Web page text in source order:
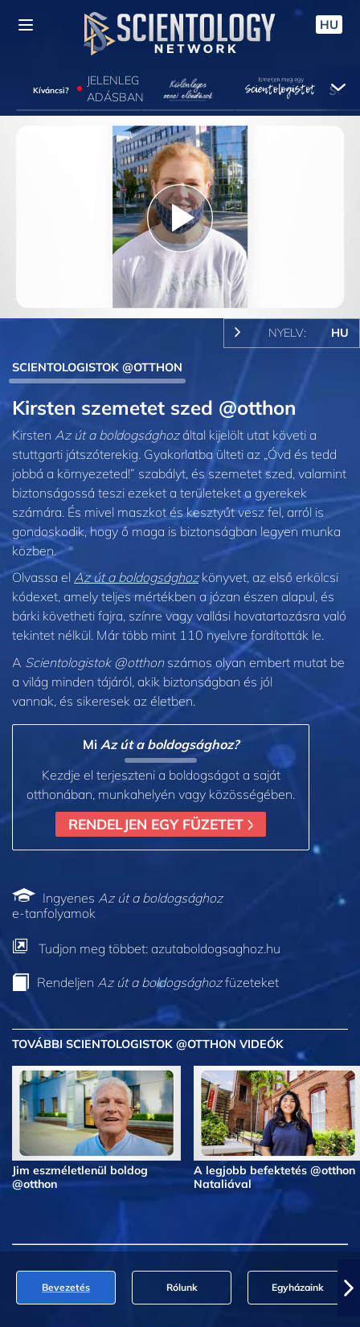
HU
Kíváncsi?
JELENLEG
ADÁSBAN
Play
Video
NYELV: HU
SCIENTOLOGISTOK @OTTHON
Kirsten szemetet szed @otthon
Kirsten Az út a boldogsághozáltal kijelölt utat követi a
stuttgarti játszóterekig. Gyakorlatba ülteti az „Óvd és tedd
jobbá a környezeted!” szabályt, és szemetet szed, valamint
biztonságossá teszi ezeket a területeket a gyerekek
számára. És mivel maszkot és kesztyűt vesz fel, arról is
gondoskodik, hogy ő maga is biztonságban legyen munka
közben.
Olvassa el Az út a boldogsághozkönyvet, az első erkölcsi
kódexet, amely teljes mértékben a józan észen alapul, és
bárki követheti fajra, színre vagy vallási hovatartozásra való
tekintet nélkül. Már több mint 110 nyelvre fordították le.
A Scientologistok @otthonszámos olyan embert mutat be
a világ minden tájáról, akik biztonságban és jól
vannak, és sikeresek az életben.
Mi Az út a boldogsághoz?
Kezdje el terjeszteni a boldogságot a saját
otthonában, munkahelyén vagy közösségében.
RENDELJEN EGY FÜZETET
Ingyenes Az út a boldogsághoz
e-tanfolyamok
Tudjon meg többet: azutaboldogsaghoz.hu
Rendeljen Az út a boldogsághozfüzeteket
TOVÁBBI SCIENTOLOGISTOK @OTTHON VIDEÓK
Jim eszméletlenül boldog
@otthon
A legjobb befektetés @otthon
Nataliával
Bevezetés Rólunk Egyházaink